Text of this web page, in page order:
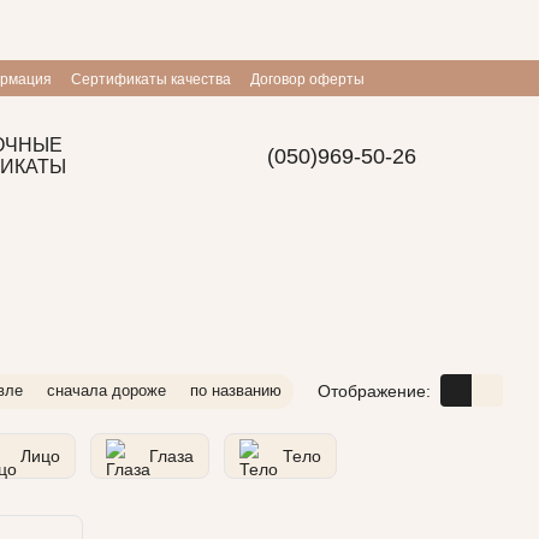
Сертификаты качества
Договор оферты
(050)969-50-26
сначала дороже по названию Отображение:
Лицо Глаза Тело